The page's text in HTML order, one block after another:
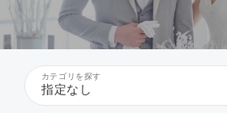
カテゴリを探す
指定なし